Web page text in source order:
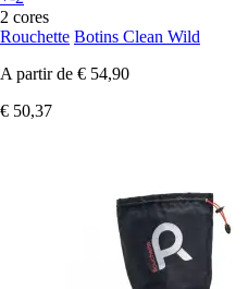
2 cores
Rouchette Botins Clean Wild
A partir de € 54,90
€ 50,37